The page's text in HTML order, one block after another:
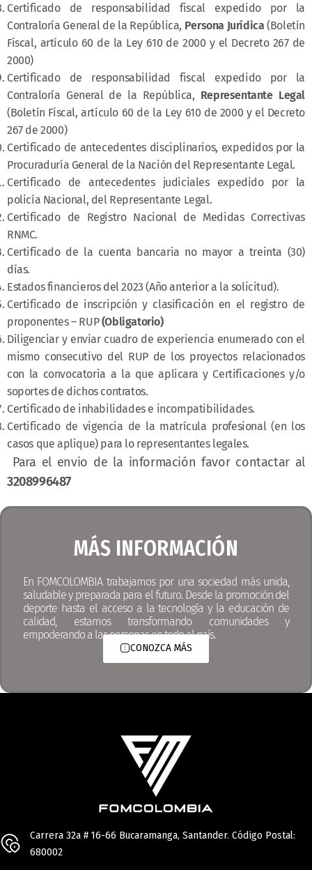
Certificado de responsabilidad fiscal expedido por la
Contraloría General de la República, Persona Jurídica (Boletín
Fiscal, artículo 60 de la Ley 610 de 2000 y el Decreto 267 de
2000)
Certificado de responsabilidad fiscal expedido por la
Contraloría General de la República, Representante Legal
(Boletín Fiscal, artículo 60 de la Ley 610 de 2000 y el Decreto
267 de 2000)
Certificado de antecedentes disciplinarios, expedidos por la
Procuraduría General de la Nación del Representante Legal.
Certificado de antecedentes judiciales expedido por la
policía Nacional, del Representante Legal.
Certificado de Registro Nacional de Medidas Correctivas
RNMC.
Certificado de la cuenta bancaria no mayor a treinta (30)
días.
Estados financieros del 2023 (Año anterior a la solicitud).
Certificado de inscripción y clasificación en el registro de
proponentes – RUP(Obligatorio)
Diligenciar y enviar cuadro de experiencia enumerado con el
mismo consecutivo del RUP de los proyectos relacionados
con la convocatoria a la que aplicara y Certificaciones y/o
soportes de dichos contratos.
Certificado de inhabilidades e incompatibilidades.
Certificado de vigencia de la matrícula profesional (en los
casos que aplique) para lo representantes legales.
Para el envio de la información favor contactar al
3208996487
MÁS INFORMACIÓN
En FOMCOLOMBIA trabajamos por una sociedad más unida,
saludable y preparada para el futuro. Desde la promoción del
deporte hasta el acceso a la tecnología y la educación de
calidad, estamos transformando comunidades y
empoderando a las personas en todo el país.
CONOZCA MÁS
Carrera 32a # 16-66 Bucaramanga, Santander. Código Postal:
680002